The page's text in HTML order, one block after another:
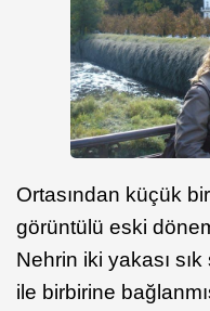
Ortasından küçük
görüntülü eski
Nehrin iki yakası
ile birbirine